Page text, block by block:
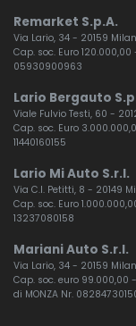
Remarket S.p.A.
Via Lario, 34 - 20159
Cap. soc. Euro
05930900963
Lario Bergauto
Viale Fulvio Testi, 60 -
Cap. soc. Euro
11440160155
Lario Mi Auto S.r.l.
Via C.I. Petitti, 8 - 20149
Cap. soc. Euro
13237080158
Mariani Auto S.r.l.
Via Lario, 34 - 20159
Cap. soc. euro 99.000,00
di MONZA Nr.